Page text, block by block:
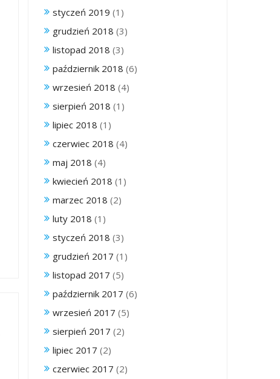
styczeń 2019 (1)
grudzień 2018 (3)
listopad 2018 (3)
październik 2018 (6)
wrzesień 2018 (4)
sierpień 2018 (1)
lipiec 2018 (1)
czerwiec 2018 (4)
maj 2018 (4)
kwiecień 2018 (1)
marzec 2018 (2)
luty 2018 (1)
styczeń 2018 (3)
grudzień 2017 (1)
listopad 2017 (5)
październik 2017 (6)
wrzesień 2017 (5)
sierpień 2017 (2)
lipiec 2017 (2)
czerwiec 2017 (2)